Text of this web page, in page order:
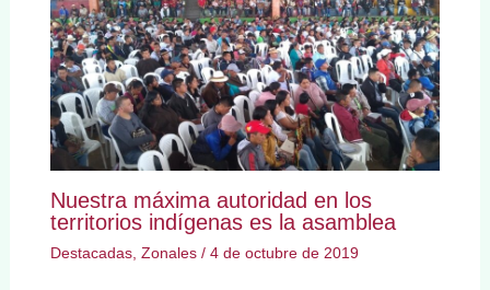
Nuestra máxima autoridad en los
territorios indígenas es la asamblea
Destacadas, Zonales/ 4 de octubre de 2019